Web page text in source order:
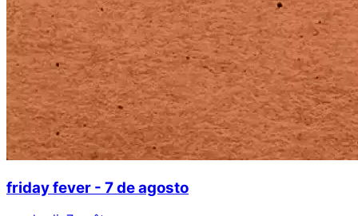
friday fever - 7 de agosto